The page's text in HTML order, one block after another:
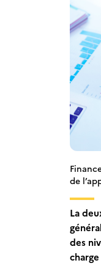
de
La
des